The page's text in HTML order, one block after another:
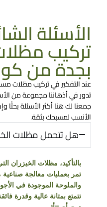
تركيب
بجدة من
عند التفكير في تركيب مظلات
تدور في أذهاننا مجموعة من
جمعنا لك هنا أكثر الأسئلة بحثًا
الأنسب لمسبحك بثقة.
هل تتحمل مظلات
بالتأكيد، مظلات الخيزران
تمر بعمليات معالجة صناعية
والملوحة الموجودة في
تتمتع بمتانة عالية وقدرة